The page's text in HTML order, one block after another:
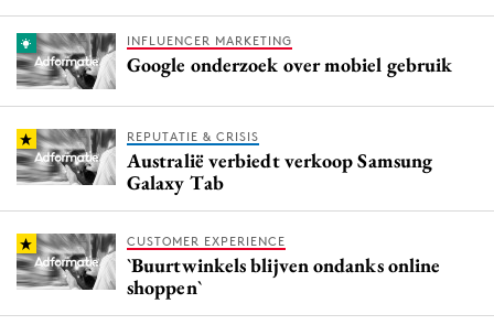
INFLUENCER MARKETING
Google onderzoek over mobiel gebruik
REPUTATIE & CRISIS
Australië verbiedt verkoop Samsung
Galaxy Tab
CUSTOMER EXPERIENCE
`Buurtwinkels blijven ondanks online
shoppen`